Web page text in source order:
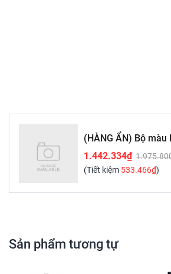
(HÀNG ẨN) Bộ
1.442.334₫
(Tiết kiệm 533.466₫)
Sản phẩm tương tự